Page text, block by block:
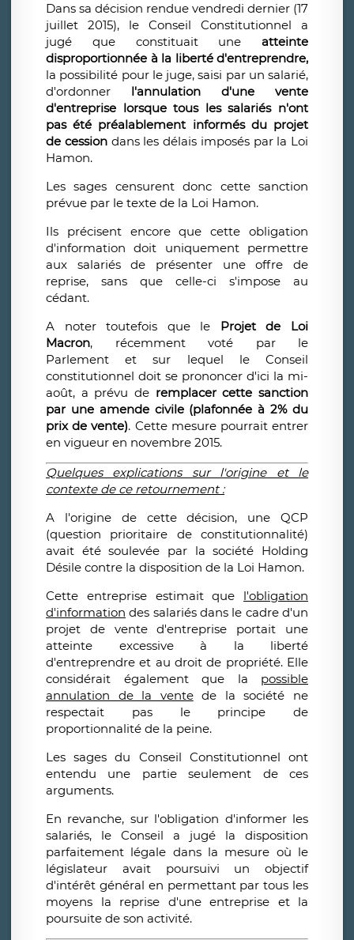
Dans sa décision rendue vendredi dernier (17
juillet 2015), le Conseil Constitutionnel a
jugé que constituait une atteinte
disproportionnée à la liberté d'entreprendre,
la possibilité pour le juge, saisi par un salarié,
d'ordonner l'annulation d'une vente
d'entreprise lorsque tous les salariés n'ont
pas été préalablement informés du projet
de cessiondans les délais imposés par la Loi
Hamon.
Les sages censurent donc cette sanction
prévue par le texte de la Loi Hamon.
Ils précisent encore que cette obligation
d'information doit uniquement permettre
aux salariés de présenter une offre de
reprise, sans que celle-ci s'impose au
cédant.
A noter toutefois que le Projet de Loi
Macron, récemment voté par le
Parlement et sur lequel le Conseil
constitutionnel doit se prononcer d'ici la mi-
août, a prévu de remplacer cette sanction
par une amende civile (plafonnée à 2% du
prix de vente). Cette mesure pourrait entrer
en vigueur en novembre 2015.
Quelques explications sur l'origine et le
contexte de ce retournement :
A l'origine de cette décision, une QCP
(question prioritaire de constitutionnalité)
avait été soulevée par la société Holding
Désile contre la disposition de la Loi Hamon.
Cette entreprise estimait que l'obligation
d'information des salariés dans le cadre d'un
projet de vente d'entreprise portait une
atteinte excessive à la liberté
d'entreprendre et au droit de propriété. Elle
considérait également que la possible
annulation de la ventede la société ne
respectait pas le principe de
proportionnalité de la peine.
Les sages du Conseil Constitutionnel ont
entendu une partie seulement de ces
arguments.
En revanche, sur l'obligation d'informer les
salariés, le Conseil a jugé la disposition
parfaitement légale dans la mesure où le
législateur avait poursuivi un objectif
d'intérêt général en permettant par tous les
moyens la reprise d'une entreprise et la
poursuite de son activité.